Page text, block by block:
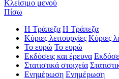
Κλείσιμο μενού
Πίσω
Η Τράπεζα Η Τράπεζα
Κύριες λειτουργίες Κύριες
Το ευρώ Το ευρώ
Εκδόσεις και έρευνα
Στατιστικά στοιχεία
Ενημέρωση Ενημέρωση